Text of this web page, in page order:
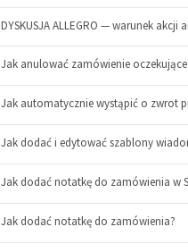
+
+
+
DYSKUSJA ALLEGRO — warunek
+
Jak anulować zamówienie
Jak automatycznie wystąpić o zwrot
Jak dodać i edytować szablony
Jak dodać notatkę do zamówienia w
Jak dodać notatkę do zamówienia?